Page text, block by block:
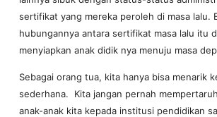
sertifikat yang mereka peroleh di masa lalu.
hubungannya antara sertifikat masa lalu itu
menyiapkan anak didik nya menuju masa
Sebagai orang tua, kita hanya bisa menarik
sederhana. Kita jangan pernah
anak-anak kita kepada institusi pendidikan